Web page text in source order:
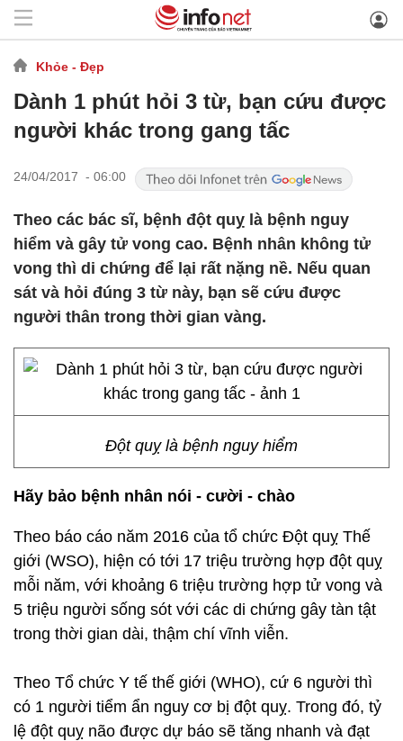
Khỏe - Đẹp
Dành 1 phút hỏi 3 từ, bạn cứu được
người khác trong gang tấc
24/04/2017 - 06:00
Theo các bác sĩ, bệnh đột quỵ là bệnh nguy
hiểm và gây tử vong cao. Bệnh nhân không tử
vong thì di chứng để lại rất nặng nề. Nếu quan
sát và hỏi đúng 3 từ này, bạn sẽ cứu được
người thân trong thời gian vàng.
Đột quỵ là bệnh nguy hiểm
Hãy bảo bệnh nhân nói - cười - chào
Theo báo cáo năm 2016 của tổ chức Đột quỵ Thế
giới (WSO), hiện có tới 17 triệu trường hợp đột quỵ
mỗi năm, với khoảng 6 triệu trường hợp tử vong và
5 triệu người sống sót với các di chứng gây tàn tật
trong thời gian dài, thậm chí vĩnh viễn.
Theo Tổ chức Y tế thế giới (WHO), cứ 6 người thì
có 1 người tiểm ẩn nguy cơ bị đột quỵ. Trong đó, tỷ
lệ đột quỵ não được dự báo sẽ tăng nhanh và đạt